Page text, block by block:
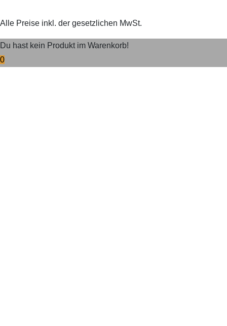
Alle Preise inkl. der gesetzlichen MwSt.
Du hast kein Produkt im Warenkorb!
0